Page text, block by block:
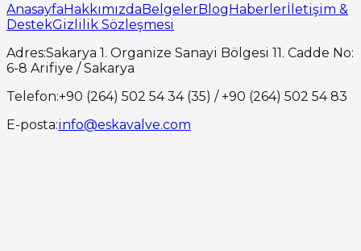
AnasayfaHakkımızdaBelgelerBlogHaberlerİletişim &
DestekGizlilik Sözleşmesi
Adres:Sakarya 1. Organize Sanayi Bölgesi 11. Cadde No:
6-8 Arifiye / Sakarya
Telefon:+90 (264) 502 54 34 (35) / +90 (264) 502 54 83
E-posta:info@eskavalve.com